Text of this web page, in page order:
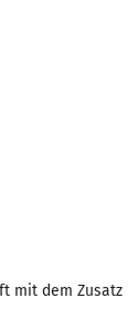
mit dem Zusatz